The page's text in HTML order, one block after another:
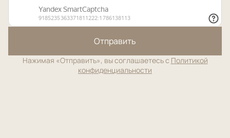
Отправить
Нажимая «Отправить», вы соглашаетесь с Политикой
конфиденциальности